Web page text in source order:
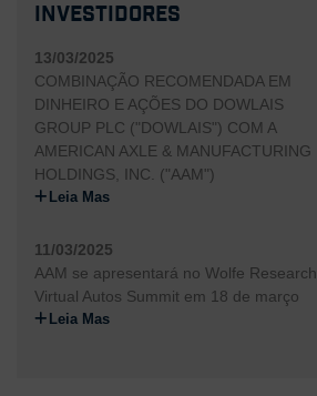
Investidores
13/03/2025
COMBINAÇÃO RECOMENDADA EM
DINHEIRO E AÇÕES DO DOWLAIS
GROUP PLC ("DOWLAIS") COM A
AMERICAN AXLE & MANUFACTURING
HOLDINGS, INC. ("AAM")
Leia Mas
11/03/2025
AAM se apresentará no Wolfe Research
Virtual Autos Summit em 18 de março
Leia Mas